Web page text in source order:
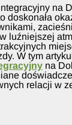
na
doskonała
luźniejszej
W tym
na
relacji w